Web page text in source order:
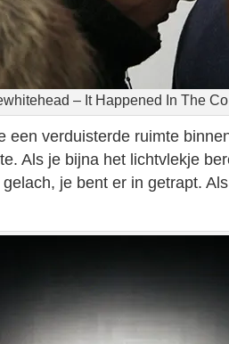
– It Happened In The
een verduisterde ruimte
Als je bijna het lichtvlekje
je bent er in getrapt.